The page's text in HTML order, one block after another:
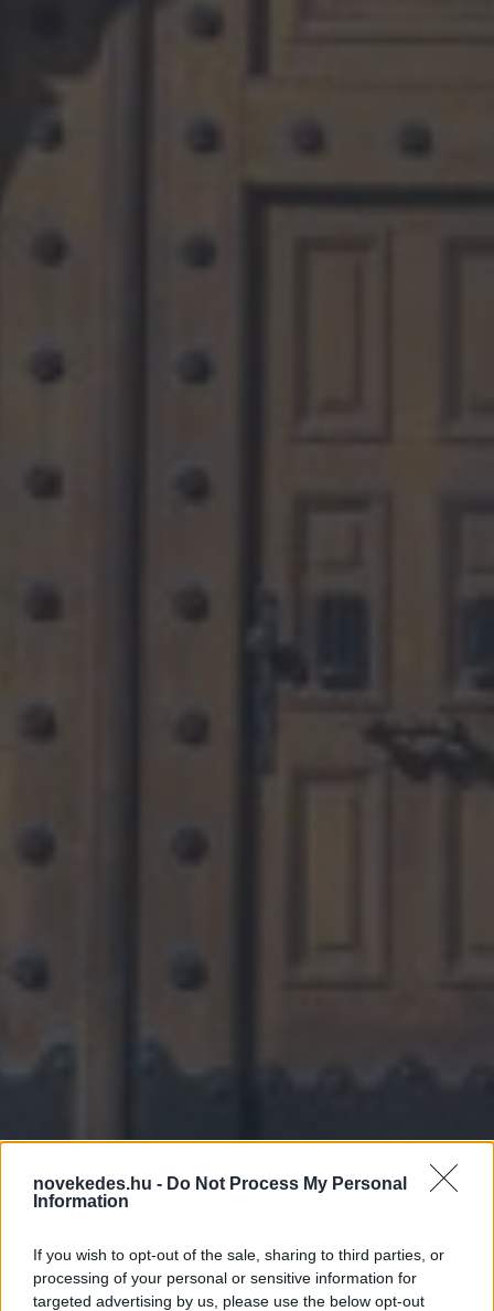
novekedes.hu - Do Not Process My Personal
Information
If you wish to opt-out of the sale, sharing to third parties, or
processing of your personal or sensitive information for
targeted advertising by us, please use the below opt-out
MNB alelnök: Csökken
Magyarország
sérülékenysége